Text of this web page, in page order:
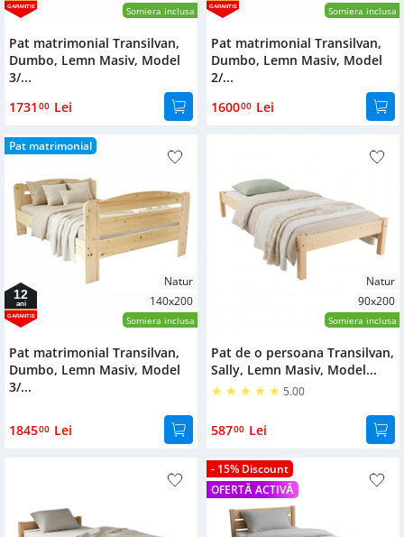
Somiera inclusa
GARANTIE
Pat matrimonial Transilvan,
Dumbo, Lemn Masiv, Model
3/...
1731 00 Lei
Somiera inclusa
GARANTIE
Pat matrimonial Transilvan,
Dumbo, Lemn Masiv, Model
2/...
160000 Lei
Pat matrimonial
Natur
140x200
Somiera inclusa
12
ani
GARANTIE
Pat matrimonial Transilvan,
Dumbo, Lemn Masiv, Model
3/...
184500 Lei
Natur
90x200
Somiera inclusa
Pat de o persoana Transilvan,
Sally, Lemn Masiv, Model...
5.00
58700 Lei
- 15% Discount
OFERTĂ ACTIVĂ